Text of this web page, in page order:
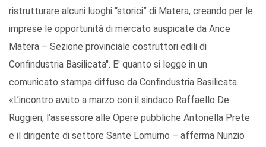
ristrutturare alcuni luoghi “storici” di Matera, creando per le
imprese le opportunità di mercato auspicate da Ance
Matera – Sezione provinciale costruttori edili di
Confindustria Basilicata". E' quanto si legge in un
comunicato stampa diffuso da Confindustria Basilicata.
«L’incontro avuto a marzo con il sindaco Raffaello De
Ruggieri, l’assessore alle Opere pubbliche Antonella Prete
e il dirigente di settore Sante Lomurno – afferma Nunzio